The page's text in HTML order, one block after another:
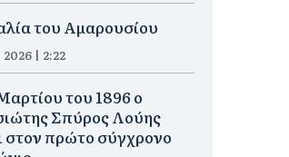
του Αμαρουσίου
2026 | 2:22
του 1896 ο
Σπύρος Λούης
στον πρώτο σύγχρονο